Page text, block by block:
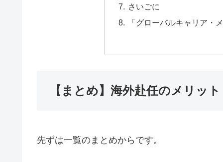
さいごに
「グローバルキャリア・
【まとめ】海外赴任のメリッ
先ずは一覧のまとめからです。